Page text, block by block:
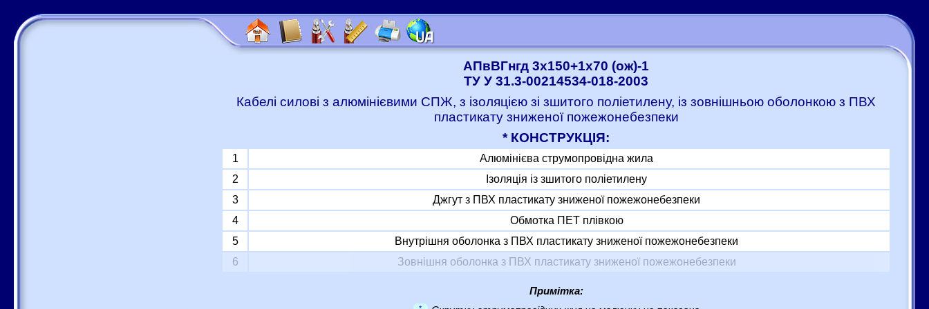
АПвВГнгд 3x150+1x70 (ож)-1
ТУ У 31.3-00214534-018-2003
Кабелі силові з алюмінієвими СПЖ, з ізоляцією зі зшитого поліетилену, із зовнішньою оболонкою з ПВХ
пластикату зниженої пожежонебезпеки
* КОНСТРУКЦІЯ:
1
Алюмінієва струмопровідна жила
2
Ізоляція із зшитого поліетилену
3
Джгут з ПВХ пластикату зниженої пожежонебезпеки
4
Обмотка ПЕТ плівкою
5
Внутрішня оболонка з ПВХ пластикату зниженої пожежонебезпеки
6
Зовнішня оболонка з ПВХ пластикату зниженої пожежонебезпеки
Примітка: